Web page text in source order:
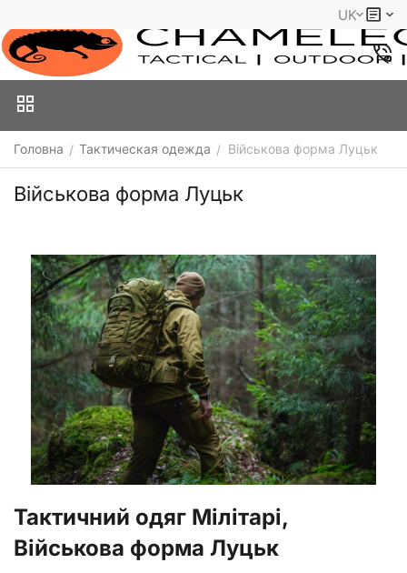
UK
Головна / Тактическая одежда / Військова форма Луцьк
Військова форма Луцьк
Тактичний одяг Мілітарі,
Військова форма Луцьк